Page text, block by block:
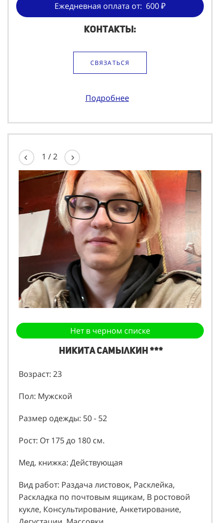
Ежедневная оплата от: 600 ₽
Контакты:
СВЯЗАТЬСЯ
Подробнее
1 /2
Нет в черном списке
Никита Самылкин ***
Возраст: 23
Пол: Мужской
Размер одежды: 50 - 52
Рост: От 175 до 180 см.
Мед. книжка: Действующая
Вид работ: Раздача листовок, Расклейка,
Раскладка по почтовым ящикам, В ростовой
кукле, Консультирование, Анкетирование,